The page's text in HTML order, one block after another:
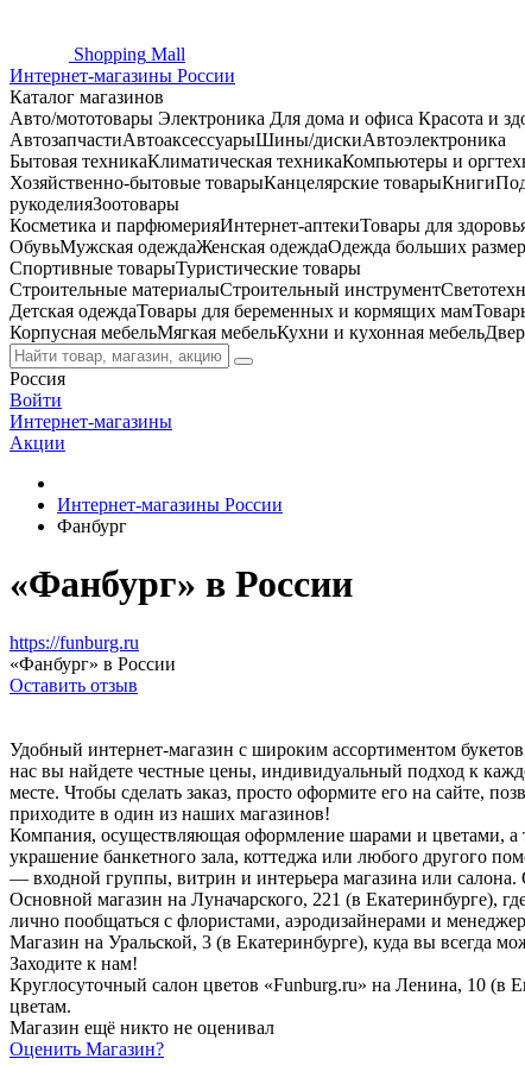
Shopping Mall
Интернет-магазины России
Каталог магазинов
Авто/мототовары Электроника Для дома и офиса Красота и
АвтозапчастиАвтоаксессуарыШины/дискиАвтоэлектроника
Бытовая техникаКлиматическая техникаКомпьютеры и
Хозяйственно-бытовые товарыКанцелярские товарыКниги
рукоделияЗоотовары
Косметика и парфюмерияИнтернет-аптекиТовары для
ОбувьМужская одеждаЖенская одеждаОдежда больших
Спортивные товарыТуристические товары
Строительные материалыСтроительный инструмент
Детская одеждаТовары для беременных и кормящих мам
Корпусная мебельМягкая мебельКухни и кухонная мебель
Россия
Войти
Интернет-магазины
Акции
Интернет-магазины России
Фанбург
«Фанбург» в России
https://funburg.ru
«Фанбург» в России
Оставить отзыв
Удобный интернет-магазин с широким ассортиментом
нас вы найдете честные цены, индивидуальный подход к
месте. Чтобы сделать заказ, просто оформите его на сайте,
приходите в один из наших магазинов!
Компания, осуществляющая оформление шарами и цветами,
украшение банкетного зала, коттеджа или любого другого
— входной группы, витрин и интерьера магазина или
Основной магазин на Луначарского, 221 (в Екатеринбурге),
лично пообщаться с флористами, аэродизайнерами и
Магазин на Уральской, 3 (в Екатеринбурге), куда вы всегда
Заходите к нам!
Круглосуточный салон цветов «Funburg.ru» на Ленина, 10 (в
цветам.
Магазин ещё никто не оценивал
Оценить Магазин?